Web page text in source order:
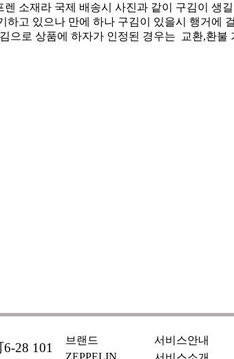
렌 소재라 국제 배송시 사진과 같이 구김이 생
하고 있으나 만에 하나 구김이 있을시 행거에
으로 상품에 하자가 인정된 경우는 교환,환불
28 101
브랜드
ZEPPELIN
서비스안내